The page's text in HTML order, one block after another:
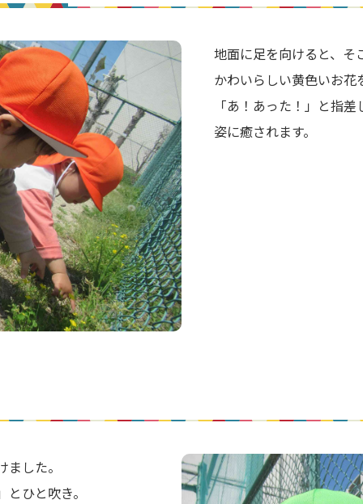
地面に足を向けると、そ
かわいらしい黄色いお花
「あ！あった！」と指
姿に癒されます。
した。
ひと吹き。